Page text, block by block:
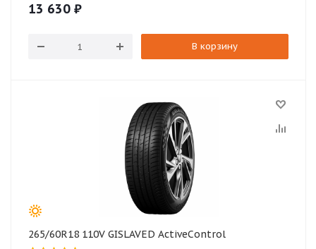
13 630 ₽
В корзину
265/60R18 110V GISLAVED ActiveControl